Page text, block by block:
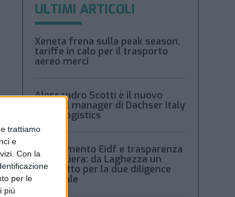
trattiamo
e
Con la
per le
più
ULTIMI ARTICOLI
Xeneta frena sulla peak season,
tariffe in calo per il trasporto
aereo merci
Alessandro Scotti è il nuovo
general manager di Dachser Italy
Food Logistics
Regolamento Eidf e trasparenza
della filiera: da Laghezza un
pacchetto per la due diligence
aziendale